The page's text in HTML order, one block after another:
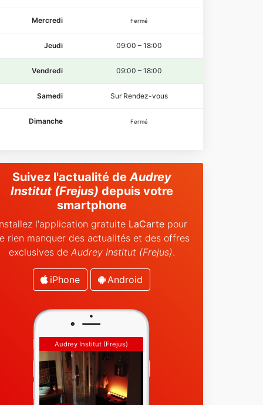
Mercredi Fermé
Jeudi 09:00 – 18:00
Vendredi 09:00 – 18:00
Samedi Sur Rendez-vous
Dimanche Fermé
Suivez l'actualité de Audrey
Institut (Frejus) depuis votre
smartphone
l'application gratuite LaCartepour
rien manquer des actualités et des offres
exclusives de Audrey Institut (Frejus).
iPhone Android
Audrey Institut (Frejus)